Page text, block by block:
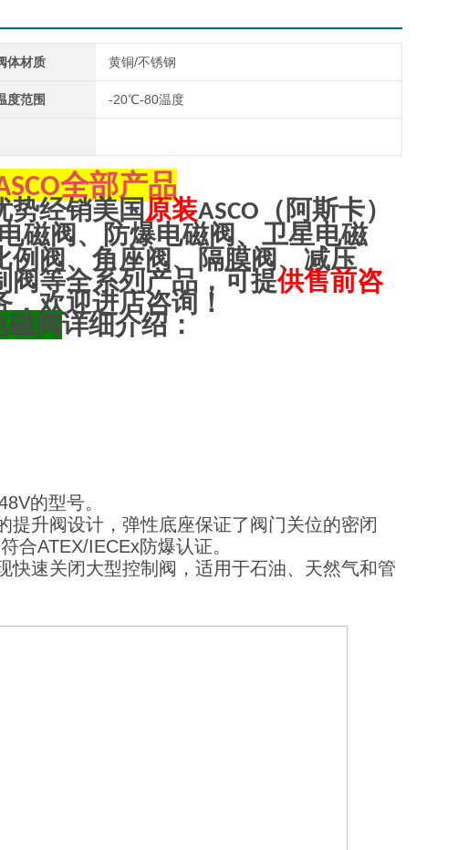
体材质 黄铜/不锈钢
度范围 -20℃-80温度
全部产品
势经销美国原装ASCO （阿斯卡）
磁阀、防爆电磁阀、卫星电磁
例阀、角座阀、隔膜阀、减压
阀等全系列产品，可提供售前咨
，欢迎进店咨询！
磁阀详细介绍：
的型号。
升阀设计，弹性底座保证了阀门关位的密闭
合ATEX/IECEx防爆认证。
速关闭大型控制阀，适用于石油、天然气和管